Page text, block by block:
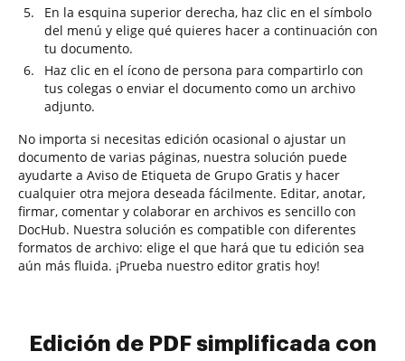
En la esquina superior derecha, haz clic en el símbolo
del menú y elige qué quieres hacer a continuación con
tu documento.
Haz clic en el ícono de persona para compartirlo con
tus colegas o enviar el documento como un archivo
adjunto.
No importa si necesitas edición ocasional o ajustar un
documento de varias páginas, nuestra solución puede
ayudarte a Aviso de Etiqueta de Grupo Gratis y hacer
cualquier otra mejora deseada fácilmente. Editar, anotar,
firmar, comentar y colaborar en archivos es sencillo con
DocHub. Nuestra solución es compatible con diferentes
formatos de archivo: elige el que hará que tu edición sea
aún más fluida. ¡Prueba nuestro editor gratis hoy!
Edición de PDF simplificada con